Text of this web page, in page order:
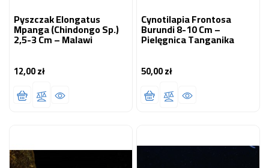
Pyszczak Elongatus
Mpanga (Chindongo Sp.)
2,5-3 Cm – Malawi
12,00 złCena
Cynotilapia Frontosa
Burundi 8-10 Cm –
Pielęgnica Tanganika
50,00 złCena